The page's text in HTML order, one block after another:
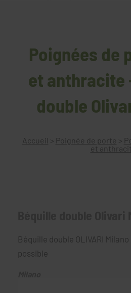
Poignées de
et anthracite
double
Accueil > Poignée de porte >
et
Béquille double OLIVARI
possible